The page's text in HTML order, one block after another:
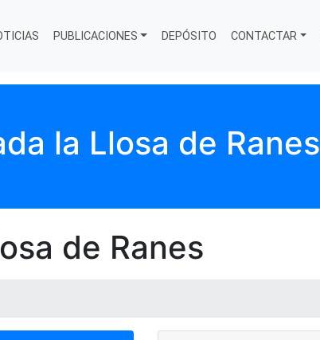
PUBLICACIONES DEPÓSITO CONTACTAR
la Llosa de Ranes
de Ranes